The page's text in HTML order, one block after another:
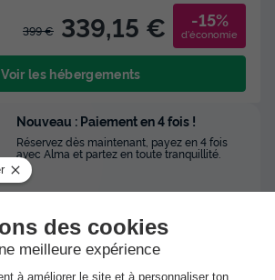
399 € 339,15 € -15%
d'économie
Voir les hébergements
Nouveau : Paiement en 4 fois !
Réservez dès maintenant, payez en 4 fois
avec Alma et partez en toute tranquillité.